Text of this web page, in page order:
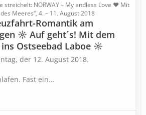
streichelt: NORWAY – My endless Love ♥ Mit
Meeres“, 4. – 11. August 2018
Romantik am
☼ Auf geht´s! Mit dem
Ostseebad Laboe ☼
der 12. August 2018.
Fast ein…